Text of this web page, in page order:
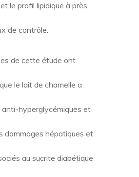
le profil lipidique à près
de contrôle.
de cette étude ont
le lait de chamelle a
hyperglycémiques et
dommages hépatiques et
au sucrite diabétique